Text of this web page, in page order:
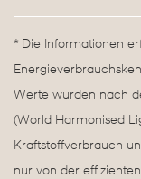
* Die Informationen
Werte wurden nach
(World Harmonised
Kraftstoffverbrauch
nur von der